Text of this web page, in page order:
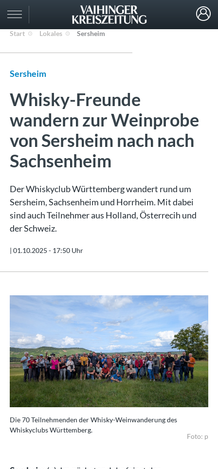
Start Lokales Sersheim
Sersheim
Whisky-Freunde
wandern zur Weinprobe
von Sersheim nach nach
Sachsenheim
Der Whiskyclub Württemberg wandert rund um
Sersheim, Sachsenheim und Horrheim. Mit dabei
sind auch Teilnehmer aus Holland, Österrecih und
der Schweiz.
| 01.10.2025 - 17:50 Uhr
Die 70 Teilnehmenden der Whisky-Weinwanderung des
Whiskyclubs Württemberg.
Foto: p